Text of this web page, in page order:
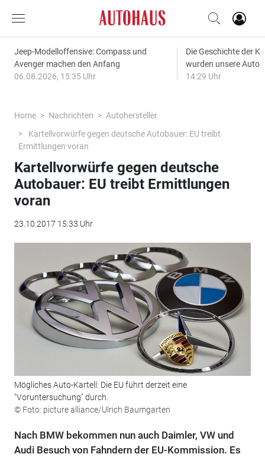
Jeep-Modelloffensive: Compass und
Avenger machen den Anfang
06.08.2026, 15:35 Uhr
Die Geschichte der
wurden unsere
14:29 Uhr
Home Nachrichten
Autohersteller
Kartellvorwürfe gegen deutsche Autobauer: EU treibt
Ermittlungen voran
Kartellvorwürfe gegen deutsche
Autobauer: EU treibt Ermittlungen
voran
23.10.2017 15:33 Uhr
Mögliches Auto-Kartell: Die EU führt derzeit eine
"Voruntersuchung" durch.
© Foto: picture alliance/Ulrich Baumgarten
Nach BMW bekommen nun auch Daimler, VW und
Audi Besuch von Fahndern der EU-Kommission. Es